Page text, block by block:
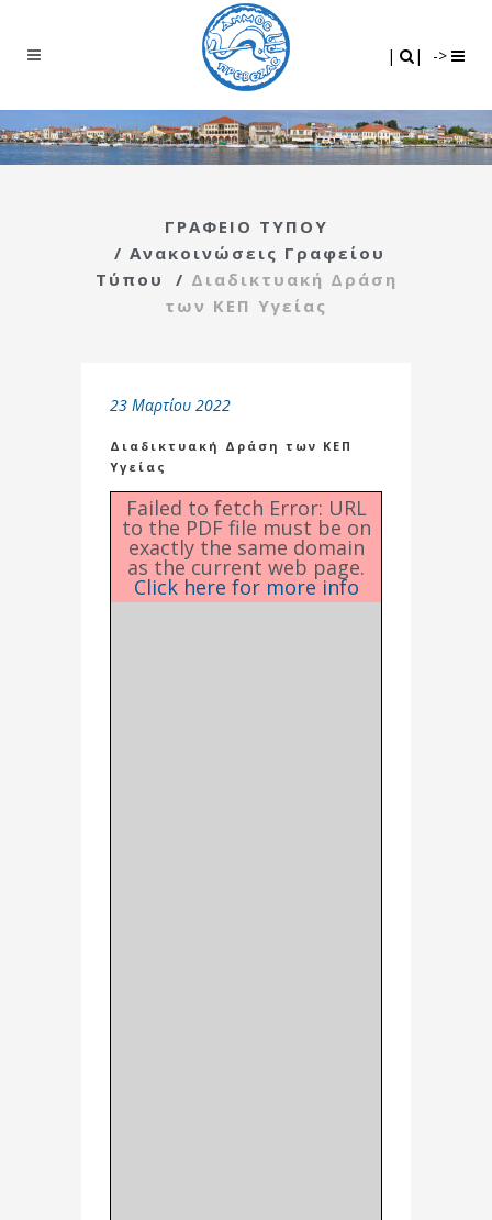
| | ->
ΓΡΑΦΕΙΟ ΤΥΠΟΥ
/ Ανακοινώσεις Γραφείου
Τύπου
/ Διαδικτυακή Δράση
των ΚΕΠ Υγείας
23 Μαρτίου 2022
Διαδικτυακή Δράση των ΚΕΠ
Υγείας
Failed to fetch Error: URL
to the PDF file must be on
exactly the same domain
as the current web page.
Click here for more info